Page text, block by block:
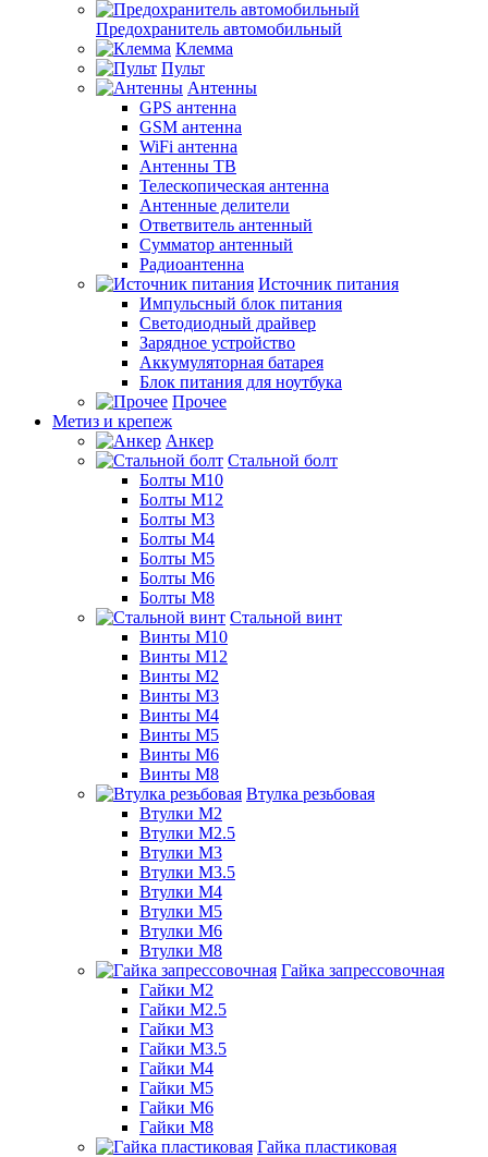
Предохранитель автомобильный
Клемма
Пульт
Антенны
GPS антенна
GSM антенна
WiFi антенна
Антенны ТВ
Телескопическая антенна
Антенные делители
Ответвитель антенный
Сумматор антенный
Радиоантенна
Источник питания
Импульсный блок питания
Светодиодный драйвер
Зарядное устройство
Аккумуляторная батарея
Блок питания для ноутбука
Прочее
Метиз и крепеж
Анкер
Стальной болт
Болты М10
Болты М12
Болты М3
Болты М4
Болты М5
Болты М6
Болты М8
Стальной винт
Винты М10
Винты М12
Винты М2
Винты М3
Винты М4
Винты М5
Винты М6
Винты М8
Втулка резьбовая
Втулки М2
Втулки М2.5
Втулки М3
Втулки М3.5
Втулки М4
Втулки М5
Втулки М6
Втулки М8
Гайка запрессовочная
Гайки М2
Гайки М2.5
Гайки М3
Гайки М3.5
Гайки М4
Гайки М5
Гайки М6
Гайки М8
Гайка пластиковая